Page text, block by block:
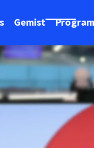
Gemist